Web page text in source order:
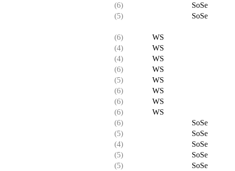
(6) SoSe
(5)
SoSe
(6) WS
(4) WS
(4) WS
(6) WS
(5) WS
(6) WS
(6) WS
(6) WS
(6) SoSe
(5) SoSe
(4) SoSe
(5) SoSe
(5) SoSe